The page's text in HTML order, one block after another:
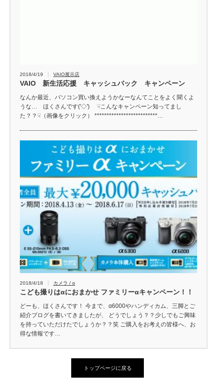
2018/4/19 VAIO展示店
VAIO 新生活応援 キャッシュバック キャンペーン
なんか最近、パソコン買い換えようかなーなんてことをよく聞くよ
うな… ほくさんです('◇')ゞ ☟こんなキャンペーン知ってまし
た？？☟（画像をクリック） **************************…
2018/4/18 カメラ / α
こども撮りはαにおまかせ ファミリーαキャンペーン！！
どーも、ほくさんです！ 今まで、α6000やハンディカム、三脚とご
紹介ブログを書いてきましたが、 どうでしょう？？少しでもご興味
を持っていただけたでしょうか？？笑 ご購入をお考えの皆様へ、お
得な情報です…
トップページに戻る